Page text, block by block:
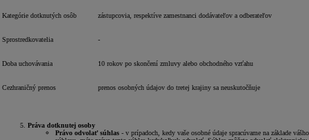
Kategórie dotknutých osôb zástupcovia, respektíve zamestnanci dodávateľov a odberateľov
Sprostredkovatelia -
Doba uchovávania 10 rokov po skončení zmluvy alebo obchodného vzťahu
Cezhraničný prenos prenos osobných údajov do tretej krajiny sa neuskutočňuje
Práva dotknutej osoby
Právo odvolať súhlas - v prípadoch, kedy vaše osobné údaje spracúvame na základe vášho